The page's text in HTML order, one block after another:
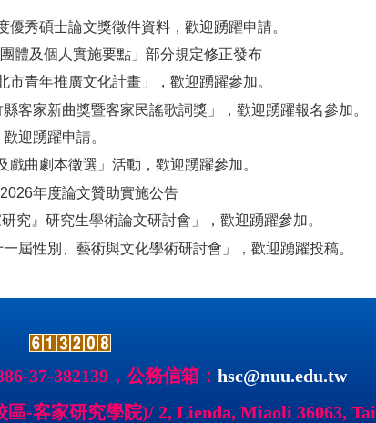
秀碩士論文獎徵件資料，歡迎踴躍申請。
體及個人實施要點」部分規定修正發布
青年推廣文化計畫」，歡迎踴躍參加。
客家新曲獎暨客家民謠歌詞獎」，歡迎踴躍報名參加。
迎踴躍申請。
曲劇本徵選」活動，歡迎踴躍參加。
年度論文贊助實施公告
究』研究生學術論文研討會」，歡迎踴躍參加。
屆性別、藝術與文化學術研討會」，歡迎踴躍投稿。
37-382139，公務信箱： hsc@nuu.edu.tw
-客家研究學院)/ 2, Lienda, Miaoli 36063,